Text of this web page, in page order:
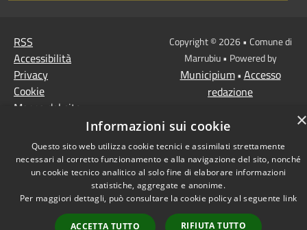
RSS
Accessibilità
Privacy
Cookie
Mappa del sito
Copyright © 2026 • Comune di
Marrubiu • Powered by
Municipium• Accesso
redazione
×
Informazioni sui cookie
Questo sito web utilizza cookie tecnici e assimilati strettamente
necessari al corretto funzionamento e alla navigazione del sito, nonché
un cookie tecnico analitico al solo fine di elaborare informazioni
statistiche, aggregate e anonime.
Per maggiori dettagli, può consultare la cookie policy al seguente link
ACCETTA TUTTO RIFIUTA TUTTO